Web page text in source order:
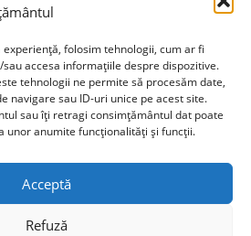
folosim tehnologii, cum ar fi
accesa informațiile despre dispozitive.
tehnologii ne permite să procesăm date,
navigare sau ID-uri unice pe acest site.
sau îți retragi consimțământul dat poate
unor anumite funcționalități și funcții.
Acceptă
Refuză
CONSILIUL LOCAL
0241769101